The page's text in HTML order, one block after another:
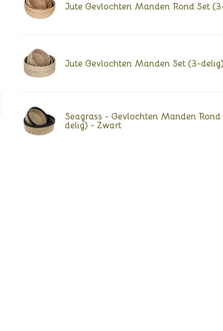
Jute Gevlochten Manden Rond Set
Jute Gevlochten Manden Set (3-delig)
Seagrass - Gevlochten Manden Rond
delig) - Zwart